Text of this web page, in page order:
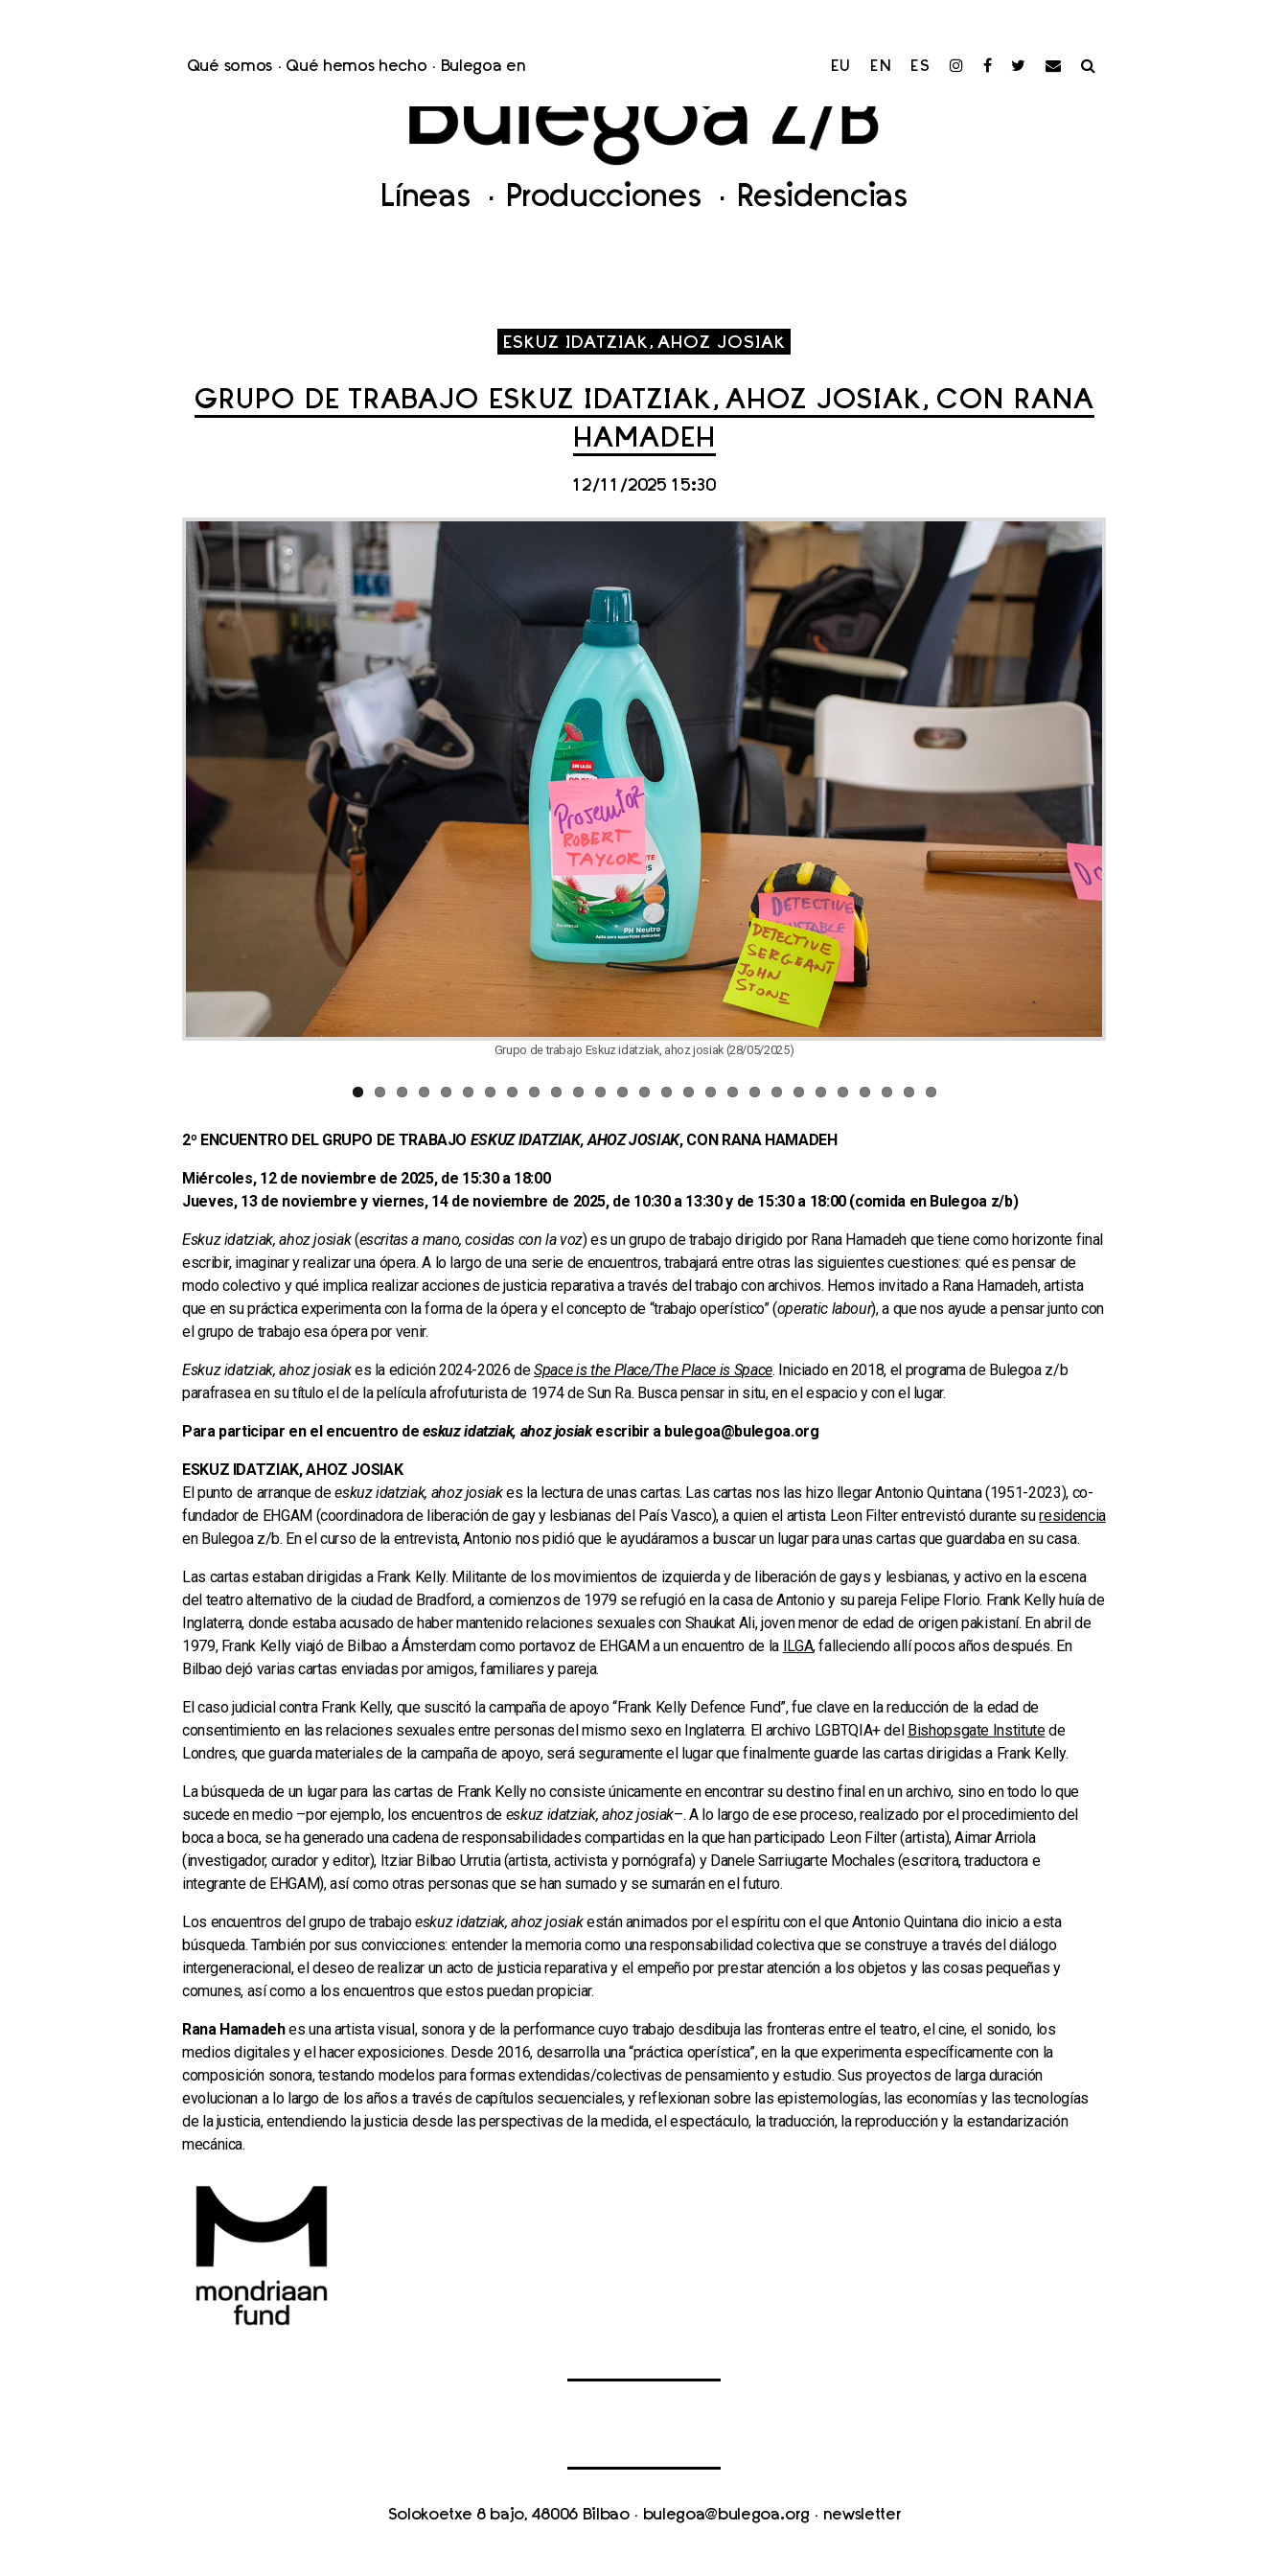
Qué somos Qué hemos hecho Bulegoa en EU EN ES
Líneas Producciones Residencias
ESKUZ IDATZIAK, AHOZ JOSIAK
GRUPO DE TRABAJO ESKUZ IDATZIAK, AHOZ JOSIAK, CON RANA
HAMADEH
12/11/2025 15:30
Grupo de trabajo Eskuz idatziak, ahoz josiak (28/05/2025)
2º ENCUENTRO DEL GRUPO DE TRABAJO ESKUZ IDATZIAK, AHOZ JOSIAK, CON RANA HAMADEH
Miércoles, 12 de noviembre de 2025, de 15:30 a 18:00
Jueves, 13 de noviembre y viernes, 14 de noviembre de 2025, de 10:30 a 13:30 y de 15:30 a 18:00 (comida en Bulegoa z/b)
Eskuz idatziak, ahoz josiak(escritas a mano, cosidas con la voz) es un grupo de trabajo dirigido por Rana Hamadeh que tiene como horizonte final
escribir, imaginar y realizar una ópera. A lo largo de una serie de encuentros, trabajará entre otras las siguientes cuestiones: qué es pensar de
modo colectivo y qué implica realizar acciones de justicia reparativa a través del trabajo con archivos. Hemos invitado a Rana Hamadeh, artista
que en su práctica experimenta con la forma de la ópera y el concepto de “trabajo operístico” (operatic labour), a que nos ayude a pensar junto con
el grupo de trabajo esa ópera por venir.
Eskuz idatziak, ahoz josiakes la edición 2024-2026 deSpace is the Place/The Place is Space. Iniciado en 2018, el programa de Bulegoa z/b
parafrasea en su título el de la película afrofuturista de 1974 de Sun Ra. Busca pensar in situ, en el espacio y con el lugar.
Para participar en el encuentro deeskuz idatziak, ahoz josiakescribir a bulegoa@bulegoa.org
ESKUZ IDATZIAK, AHOZ JOSIAK
El punto de arranque deeskuz idatziak, ahoz josiakes la lectura de unas cartas. Las cartas nos las hizo llegar Antonio Quintana (1951-2023), co-
fundador de EHGAM (coordinadora de liberación de gay y lesbianas del País Vasco), a quien el artista Leon Filter entrevistó durante suresidencia
en Bulegoa z/b. En el curso de la entrevista, Antonio nos pidió que le ayudáramos a buscar un lugar para unas cartas que guardaba en su casa.
Las cartas estaban dirigidas a Frank Kelly. Militante de los movimientos de izquierda y de liberación de gays y lesbianas, y activo en la escena
del teatro alternativo de la ciudad de Bradford, a comienzos de 1979 se refugió en la casa de Antonio y su pareja Felipe Florio. Frank Kelly huía de
Inglaterra, donde estaba acusado de haber mantenido relaciones sexuales con Shaukat Ali, joven menor de edad de origen pakistaní. En abril de
1979, Frank Kelly viajó de Bilbao a Ámsterdam como portavoz de EHGAM a un encuentro de la ILGA, falleciendo allí pocos años después. En
Bilbao dejó varias cartas enviadas por amigos, familiares y pareja.
El caso judicial contra Frank Kelly, que suscitó la campaña de apoyo “Frank Kelly Defence Fund”, fue clave en la reducción de la edad de
consentimiento en las relaciones sexuales entre personas del mismo sexo en Inglaterra. El archivo LGBTQIA+ del Bishopsgate Institutede
Londres, que guarda materiales de la campaña de apoyo, será seguramente el lugar que finalmente guarde las cartas dirigidas a Frank Kelly.
La búsqueda de un lugar para las cartas de Frank Kelly no consiste únicamente en encontrar su destino final en un archivo, sino en todo lo que
sucede en medio –por ejemplo, los encuentros de eskuz idatziak, ahoz josiak–. A lo largo de ese proceso, realizado por el procedimiento del
boca a boca, se ha generado una cadena de responsabilidades compartidas en la que han participado Leon Filter (artista), Aimar Arriola
(investigador, curador y editor), Itziar Bilbao Urrutia (artista, activista y pornógrafa) y Danele Sarriugarte Mochales (escritora, traductora e
integrante de EHGAM), así como otras personas que se han sumado y se sumarán en el futuro.
Los encuentros del grupo de trabajoeskuz idatziak, ahoz josiakestán animados por el espíritu con el que Antonio Quintana dio inicio a esta
búsqueda. También por sus convicciones: entender la memoria como una responsabilidad colectiva que se construye a través del diálogo
intergeneracional, el deseo de realizar un acto de justicia reparativa y el empeño por prestar atención a los objetos y las cosas pequeñas y
comunes, así como a los encuentros que estos puedan propiciar.
Rana Hamadehes una artista visual, sonora y de la performance cuyo trabajo desdibuja las fronteras entre el teatro, el cine, el sonido, los
medios digitales y el hacer exposiciones. Desde 2016, desarrolla una “práctica operística”, en la que experimenta específicamente con la
composición sonora, testando modelos para formas extendidas/colectivas de pensamiento y estudio. Sus proyectos de larga duración
evolucionan a lo largo de los años a través de capítulos secuenciales, y reflexionan sobre las epistemologías, las economías y las tecnologías
de la justicia, entendiendo la justicia desde las perspectivas de la medida, el espectáculo, la traducción, la reproducción y la estandarización
mecánica.
Solokoetxe 8 bajo, 48006 Bilbao· bulegoa@bulegoa.org · newsletter